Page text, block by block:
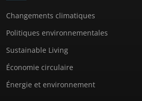
Changements climatiques
Politiques environnementales
Sustainable Living
Économie circulaire
Énergie et environnement